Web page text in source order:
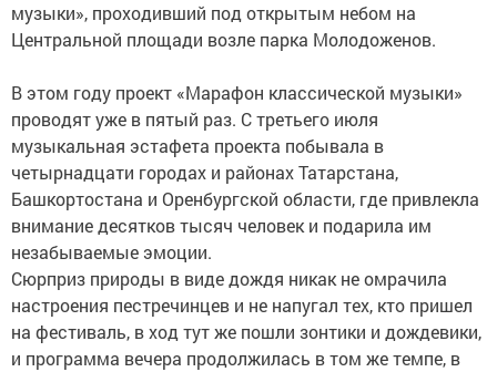
музыки», проходивший под открытым небом на
Центральной площади возле парка Молодоженов.
В этом году проект «Марафон классической музыки»
проводят уже в пятый раз. С третьего июля
музыкальная эстафета проекта побывала в
четырнадцати городах и районах Татарстана,
Башкортостана и Оренбургской области, где привлекла
внимание десятков тысяч человек и подарила им
незабываемые эмоции.
Сюрприз природы в виде дождя никак не омрачила
настроения пестречинцев и не напугал тех, кто пришел
на фестиваль, в ход тут же пошли зонтики и дождевики,
и программа вечера продолжилась в том же темпе, в